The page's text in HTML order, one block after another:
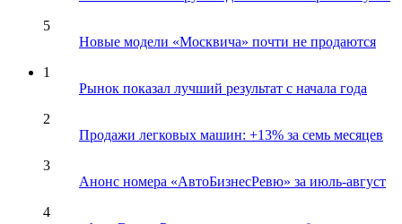
5
Новые модели «Москвича» почти не продаются
1
Рынок показал лучший результат с начала года
2
Продажи легковых машин: +13% за семь месяцев
3
Анонс номера «АвтоБизнесРевю» за июль-август
4